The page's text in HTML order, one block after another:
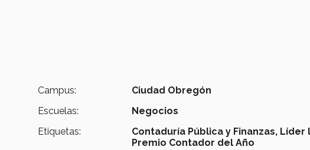
Campus:
Ciudad Obregón
Escuelas:
Negocios
Etiquetas:
Contaduría Pública y Finanzas, Líder
Premio Contador del Año